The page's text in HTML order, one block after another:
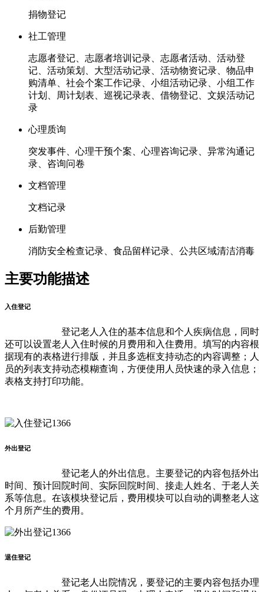
捐物登记
社工管理
志愿者登记、志愿者培训记录、志愿者活动、活动登
记、活动策划、大型活动记录、活动物资记录、物品申
购清单、社会个案工作记录、小组活动记录、小组工作
计划、周计划表、巡视记录表、借物登记、文娱活动记
录
心理质询
突发事件、心理干预个案、心理咨询记录、异常沟通记
录、咨询问卷
文档管理
文档记录
后勤管理
消防安全检查记录、食品留样记录、公共区域清洁消毒
主要功能描述
入住登记
登记老人入住的基本信息和个人疾病信息，同时
还可以设置老人入住时候的月费用和入住费用。填写的内容根
据现有的表格进行排版，并且多选框支持动态的内容调整；人
员的列表支持动态模糊查询，方便使用人员快速的录入信息；
表格支持打印功能。
外出登记
登记老人的外出信息。主要登记的内容包括外出
时间、预计回院时间、实际回院时间、接走人姓名、于老人关
系等信息。在该模块登记后，费用模块可以自动的调整老人这
个月所产生的费用。
退住登记
登记老人出院情况，要登记的主要内容包括办理